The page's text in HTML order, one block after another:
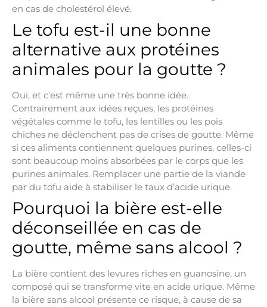
en cas de cholestérol élevé.
Le tofu est-il une bonne
alternative aux protéines
animales pour la goutte ?
Oui, et c’est même une très bonne idée.
Contrairement aux idées reçues, les protéines
végétales comme le tofu, les lentilles ou les pois
chiches ne déclenchent pas de crises de goutte. Même
si ces aliments contiennent quelques purines, celles-ci
sont beaucoup moins absorbées par le corps que les
purines animales. Remplacer une partie de la viande
par du tofu aide à stabiliser le taux d’acide urique.
Pourquoi la bière est-elle
déconseillée en cas de
goutte, même sans alcool ?
La bière contient des levures riches en guanosine, un
composé qui se transforme vite en acide urique. Même
la bière sans alcool présente ce risque, à cause de sa